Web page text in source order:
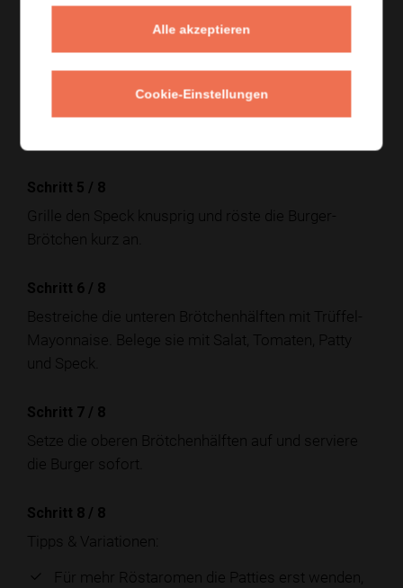
Lege kurz vor Ende der Garzeit den Käse auf die
Schritt 5 / 8
Grille den Speck knusprig und röste die Burger-
Brötchen kurz an.
Schritt 6 / 8
Bestreiche die unteren Brötchenhälften mit Trüffel-
Mayonnaise. Belege sie mit Salat, Tomaten, Patty
und Speck.
Schritt 7 / 8
Setze die oberen Brötchenhälften auf und serviere
die Burger sofort.
Schritt 8 / 8
Tipps & Variationen:
Für mehr Röstaromen die Patties erst wenden,
Alle akzeptieren
Cookie-Einstellungen